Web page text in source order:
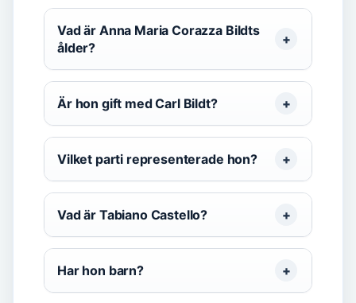
Vad är Anna Maria Corazza Bildts
ålder?
Är hon gift med Carl Bildt?
Vilket parti representerade hon?
Vad är Tabiano Castello?
Har hon barn?